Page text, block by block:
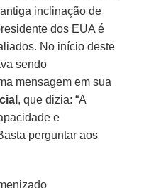
inclinação de
dos EUA é
No início deste
sendo
mensagem em sua
, que dizia: “A
e
perguntar aos